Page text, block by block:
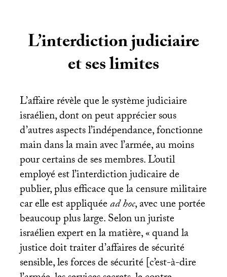
L’interdiction judiciaire
et ses limites
L’affaire révèle que le système judiciaire
israélien, dont on peut apprécier sous
d’autres aspects l’indépendance, fonctionne
main dans la main avec l’armée, au moins
pour certains de ses membres. L’outil
employé est l’interdiction judicaire de
publier, plus efficace que la censure militaire
car elle est appliquéead hoc, avec une portée
beaucoup plus large. Selon un juriste
israélien expert en la matière, «quand la
justice doit traiter d’affaires de sécurité
sensible, les forces de sécurité [c’est-à-dire